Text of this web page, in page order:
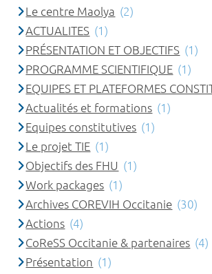
Le centre Maolya (2)
ACTUALITES (1)
PRÉSENTATION ET OBJECTIFS (1)
PROGRAMME SCIENTIFIQUE (1)
EQUIPES ET PLATEFORMES
Actualités et formations (1)
Equipes constitutives (1)
Le projet TIE (1)
Objectifs des FHU (1)
Work packages (1)
Archives COREVIH Occitanie (30)
Actions (4)
CoReSS Occitanie & partenaires (4)
Présentation (1)